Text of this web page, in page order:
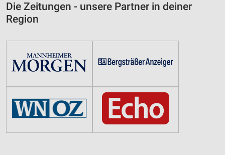
Die Zeitungen - unsere Partner in deiner
Region